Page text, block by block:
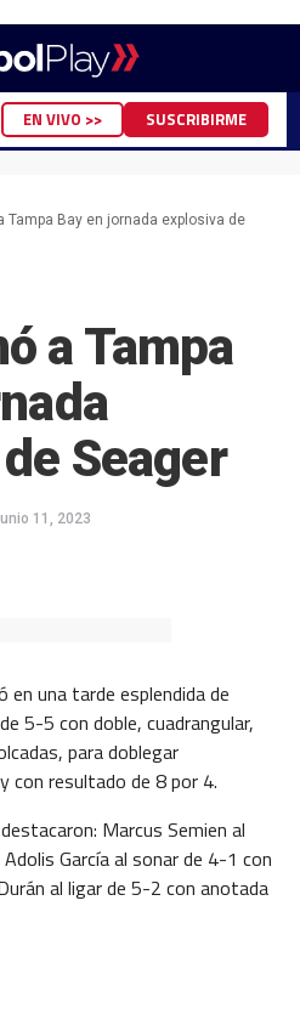
EN VIVO >> SUSCRIBIRME
Tampa Bay en jornada explosiva de
a Tampa
Seager
11, 2023
en una tarde esplendida de
5-5 con doble, cuadrangular,
para doblegar
con resultado de 8 por 4.
Marcus Semien al
García al sonar de 4-1 con
al ligar de 5-2 con anotada